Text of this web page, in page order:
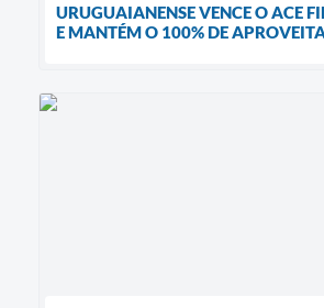
URUGUAIANENSE VENCE O ACE
E MANTÉM O 100% DE